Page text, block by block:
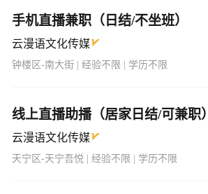
手机直播兼职（日结/不坐班）
云漫语文化传媒
钟楼区-南大街 | 经验不限 | 学历不限
线上直播助播（居家日结/可兼职）
云漫语文化传媒
天宁区-天宁吾悦 | 经验不限 | 学历不限